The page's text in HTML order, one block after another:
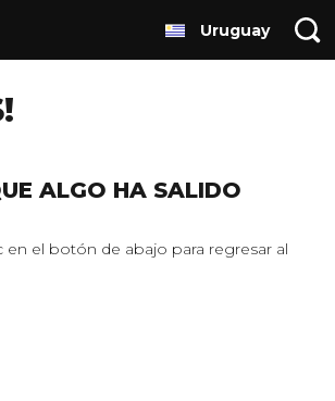
Uruguay
ALGO HA SALIDO
en el botón de abajo para regresar al